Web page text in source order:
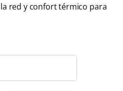
red y confort térmico para